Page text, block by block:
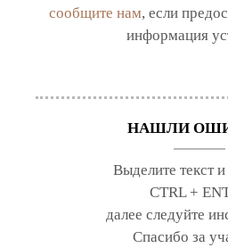
сообщите нам, если
информация
НАШЛИ
Выделите текст
CTRL +
далее следуйте
Спасибо за